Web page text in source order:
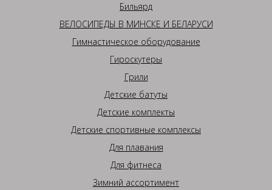
Бильярд
ВЕЛОСИПЕДЫ В МИНСКЕ И БЕЛАРУСИ
Гимнастическое оборудование
Гироскутеры
Грили
Детские батуты
Детские комплекты
Детские спортивные комплексы
Для плавания
Для фитнеса
Зимний ассортимент